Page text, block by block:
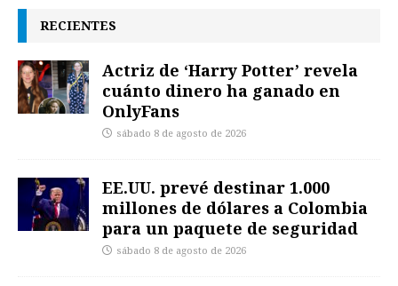
RECIENTES
Actriz de ‘Harry Potter’ revela
cuánto dinero ha ganado en
OnlyFans
sábado 8 de agosto de 2026
EE.UU. prevé destinar 1.000
millones de dólares a Colombia
para un paquete de seguridad
sábado 8 de agosto de 2026